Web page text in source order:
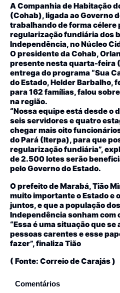
A Companhia de Habitação
(Cohab), ligada ao Governo
trabalhando de forma célere
regularização fundiária dos
Independência, no Núcleo
O presidente da Cohab,
presente nesta quarta-feira
entrega do programa “Sua
do Estado, Helder Barbalho,
para 162 famílias, falou
na região.
“Nossa equipe está desde o
seis servidores e quatro
chegar mais oito
do Pará (Iterpa), para que
regularização fundiária”,
de 2.500 lotes serão
pelo Governo do Estado.
O prefeito de Marabá, Tião
muito importante o Estado e
juntos, e que a população
Independência sonham com
“Essa é uma situação que se
pessoas carentes e esse
fazer”, finaliza Tião
( Fonte: Correio de Carajás )
Comentários